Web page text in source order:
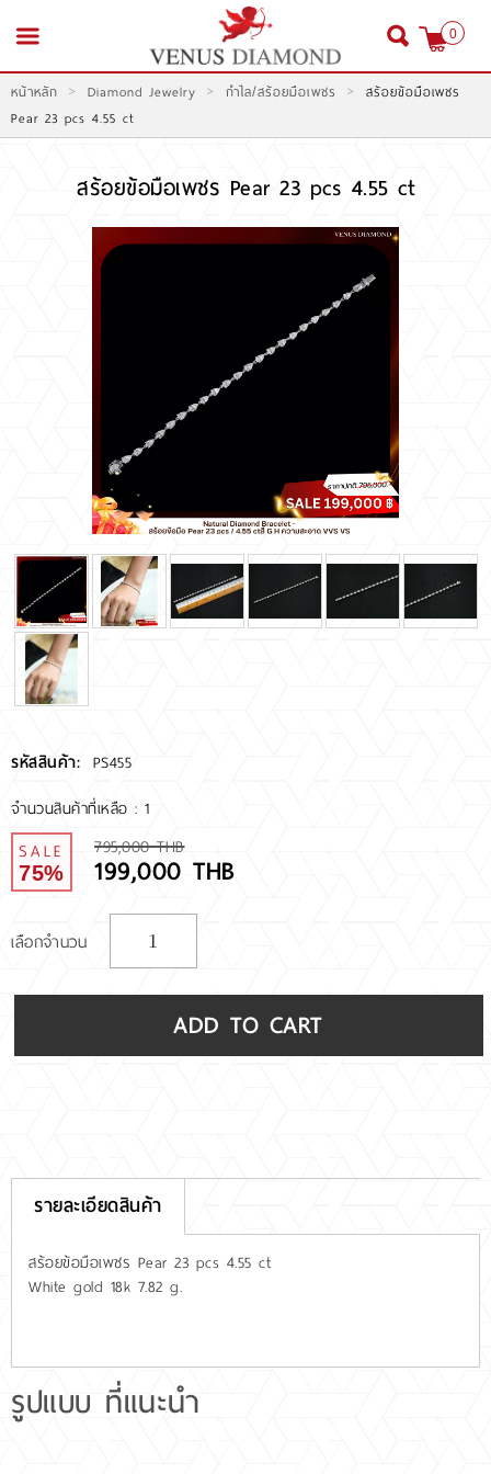
เข้าสู่ระบบ สมัครสมาชิก
สั่งเพชร GIA นำเข้า
RARE DIAMOND
ติดต่อเรา
เกี่ยวกับเรา
รีวิวลูกค้า
0
หน้าหลัก > Diamond Jewelry > กำไล/สร้อยมือเพชร > สร้อยข้อมือเพชร
Pear 23 pcs 4.55 ct
สร้อยข้อมือเพชร Pear 23 pcs 4.55 ct
รหัสสินค้า: PS455
จำนวนสินค้าที่เหลือ : 1
SALE
75%
795,000 THB
199,000 THB
เลือกจำนวน
ADD TO CART
รายละเอียดสินค้า
สร้อยข้อมือเพชร Pear 23 pcs 4.55 ct
White gold 18k 7.82 g.
รูปแบบ ที่แนะนำ